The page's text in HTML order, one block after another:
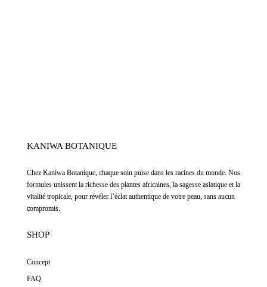
KANIWA BOTANIQUE
Chez Kaniwa Botanique chaque soin puise dans les racines du monde. Nos
formules unissent la richesse des plantes africaines, la sagesse asiatique et la
vitalité tropicale, pour révéler l’éclat authentique de votre peau, sans aucun
compromis.
SHOP
Concept
FAQ